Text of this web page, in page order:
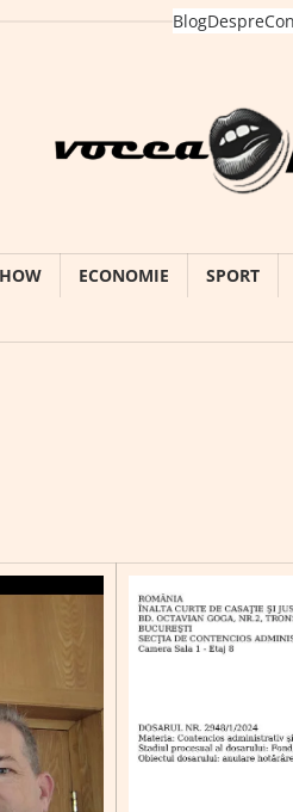
BlogDespre
ECONOMIE SPORT